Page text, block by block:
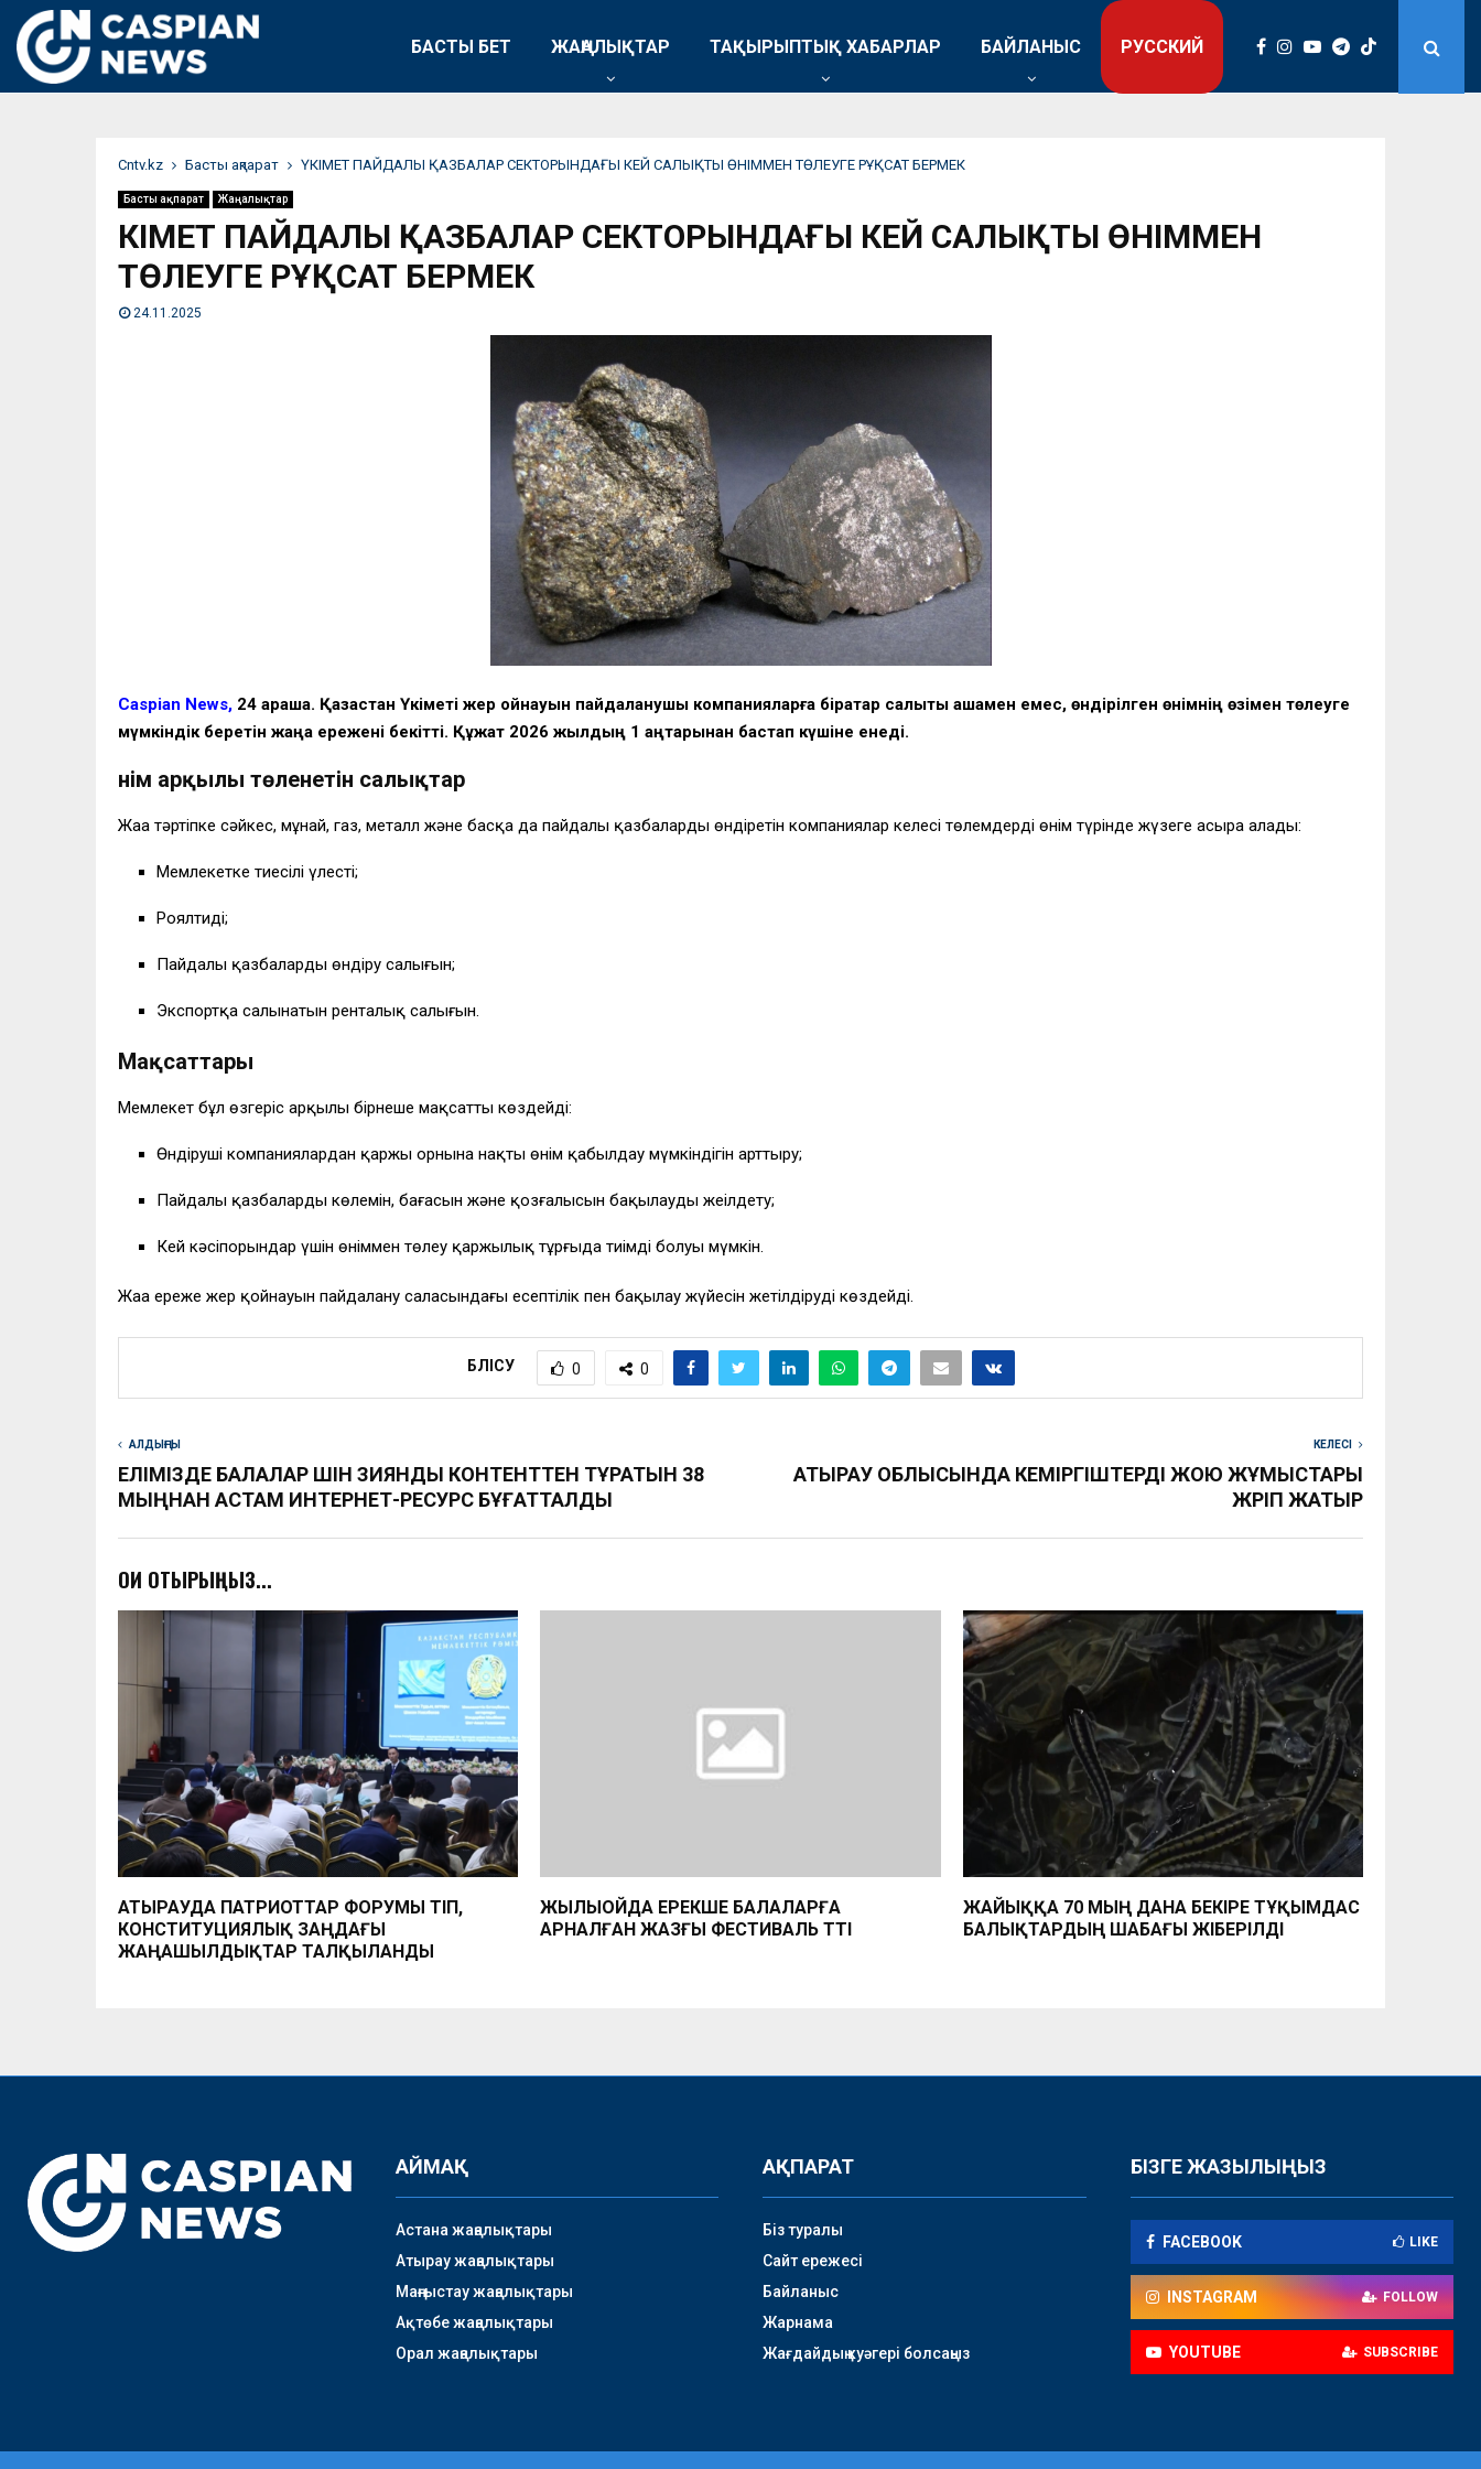
БАСТЫ БЕТ ЖАҢАЛЫҚТАР ТАҚЫРЫПТЫҚ ХАБАРЛАР БАЙЛАНЫС РУССКИЙ
Сntv.kz Басты ақпарат ҮКІМЕТ ПАЙДАЛЫ ҚАЗБАЛАР СЕКТОРЫНДАҒЫ КЕЙ САЛЫҚТЫ ӨНІММЕН ТӨЛЕУГЕ РҰҚСАТ БЕРМЕК
Басты ақпарат Жаңалықтар
ҮКІМЕТ ПАЙДАЛЫ ҚАЗБАЛАР СЕКТОРЫНДАҒЫ КЕЙ САЛЫҚТЫ ӨНІММЕН
ТӨЛЕУГЕ РҰҚСАТ БЕРМЕК
24.11.2025
Caspian News, 24 қараша. Қазақстан Үкіметі жер қойнауын пайдаланушы компанияларға бірқатар салықты ақшамен емес, өндірілген өнімнің өзімен төлеуге
мүмкіндік беретін жаңа ережені бекітті. Құжат 2026 жылдың 1 қаңтарынан бастап күшіне енеді.
Өнім арқылы төленетін салықтар
Жаңа тәртіпке сәйкес, мұнай, газ, металл және басқа да пайдалы қазбаларды өндіретін компаниялар келесі төлемдерді өнім түрінде жүзеге асыра алады:
Мемлекетке тиесілі үлесті;
Роялтиді;
Пайдалы қазбаларды өндіру салығын;
Экспортқа салынатын ренталық салығын.
Мақсаттары
Мемлекет бұл өзгеріс арқылы бірнеше мақсатты көздейді:
Өндіруші компаниялардан қаржы орнына нақты өнім қабылдау мүмкіндігін арттыру;
Пайдалы қазбалардың көлемін, бағасын және қозғалысын бақылауды жеңілдету;
Кей кәсіпорындар үшін өніммен төлеу қаржылық тұрғыда тиімді болуы мүмкін.
Жаңа ереже жер қойнауын пайдалану саласындағы есептілік пен бақылау жүйесін жетілдіруді көздейді.
БӨЛІСУ 0 0
АЛДЫҢҒЫ
ЕЛІМІЗДЕ БАЛАЛАР ҮШІН ЗИЯНДЫ КОНТЕНТТЕН ТҰРАТЫН 38
МЫҢНАН АСТАМ ИНТЕРНЕТ-РЕСУРС БҰҒАТТАЛДЫ
КЕЛЕСІ
АТЫРАУ ОБЛЫСЫНДА КЕМІРГІШТЕРДІ ЖОЮ ЖҰМЫСТАРЫ
ЖҮРІП ЖАТЫР
ОҚИ ОТЫРЫҢЫЗ...
АТЫРАУДА ПАТРИОТТАР ФОРУМЫ ӨТІП,
КОНСТИТУЦИЯЛЫҚ ЗАҢДАҒЫ
ЖАҢАШЫЛДЫҚТАР ТАЛҚЫЛАНДЫ
ЖЫЛЫОЙДА ЕРЕКШЕ БАЛАЛАРҒА
АРНАЛҒАН ЖАЗҒЫ ФЕСТИВАЛЬ ӨТТІ
ЖАЙЫҚҚА 70 МЫҢ ДАНА БЕКІРЕ ТҰҚЫМДАС
БАЛЫҚТАРДЫҢ ШАБАҒЫ ЖІБЕРІЛДІ
АЙМАҚ
Астана жаңалықтары
Атырау жаңалықтары
Маңғыстау жаңалықтары
Ақтөбе жаңалықтары
Орал жаңалықтары
АҚПАРАТ
Біз туралы
Сайт ережесі
Байланыс
Жарнама
Жағдайдың куәгері болсаңыз
БІЗГЕ ЖАЗЫЛЫҢЫЗ
FACEBOOK LIKE
INSTAGRAM FOLLOW
YOUTUBE SUBSCRIBE